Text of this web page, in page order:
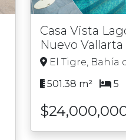
Casa Vista
Nuevo Vallarta
El Tigre, Bahía
501.38 m²
5